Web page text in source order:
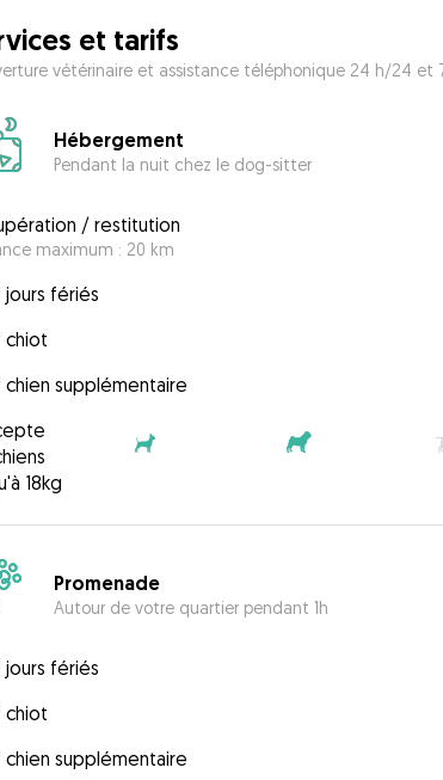
et tarifs
vétérinaire et assistance téléphonique 24 h/24 et
Hébergement
Pendant la nuit chez le dog-sitter
/ restitution
maximum : 20 km
jours fériés
chiot
chien supplémentaire
18kg
Promenade
Autour de votre quartier pendant 1h
jours fériés
chiot
chien supplémentaire